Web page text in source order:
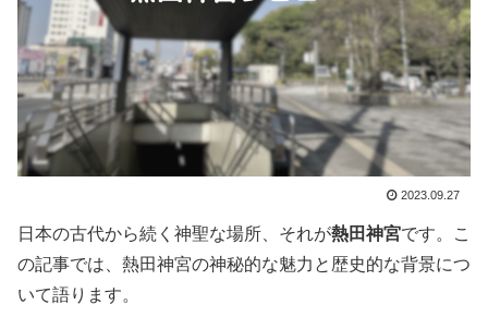
2023.09.27
日本の古代から続く神聖な場所、それが熱田神宮です。こ
の記事では、熱田神宮の神秘的な魅力と歴史的な背景につ
いて語ります。